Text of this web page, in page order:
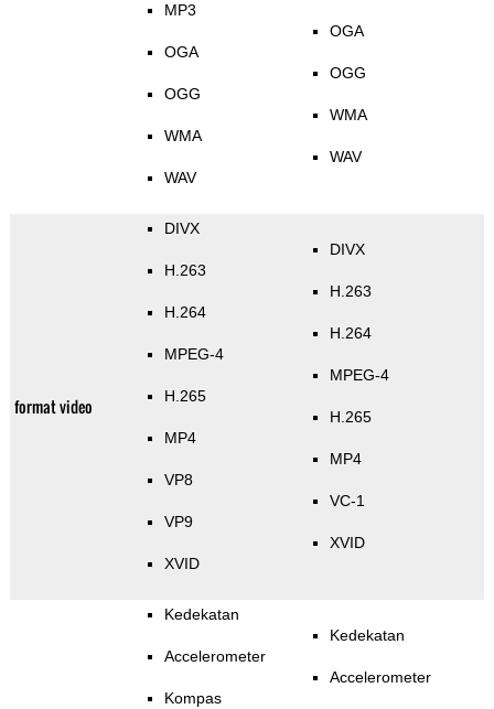
MP3
OGA
OGG
WMA
WAV
OGA
OGG
WMA
WAV
format video
DIVX
H.263
H.264
MPEG-4
H.265
MP4
VP8
VP9
XVID
DIVX
H.263
H.264
MPEG-4
H.265
MP4
VC-1
XVID
Kedekatan
Accelerometer
Kompas
Kedekatan
Accelerometer